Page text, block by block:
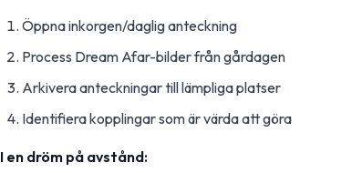
Öppna inkorgen/daglig anteckning
Process Dream Afar-bilder från gårdagen
Arkivera anteckningar till lämpliga platser
Identifiera kopplingar som är värda att göra
I en dröm på avstånd: